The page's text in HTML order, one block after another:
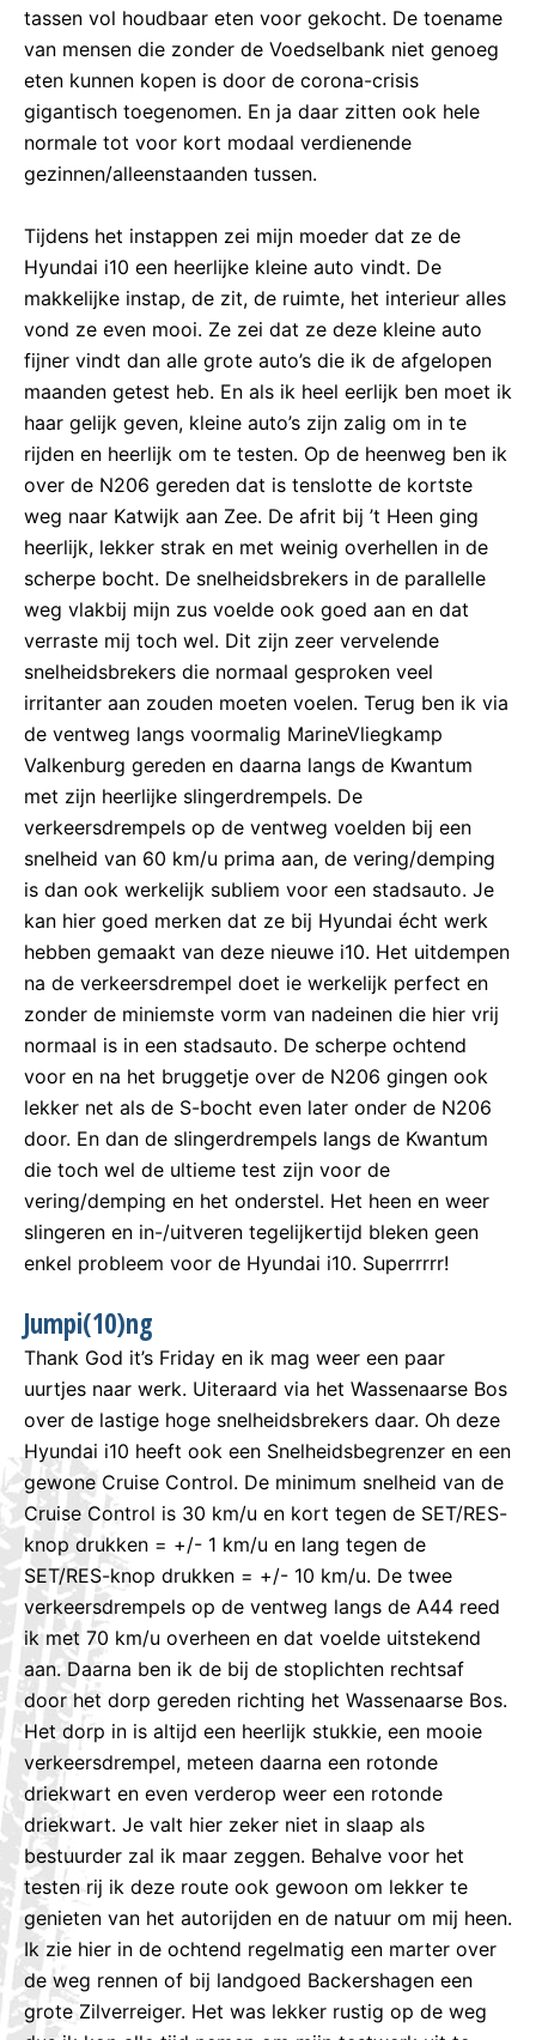
tassen vol houdbaar eten voor gekocht. De toename
van mensen die zonder de Voedselbank niet genoeg
eten kunnen kopen is door de corona-crisis
gigantisch toegenomen. En ja daar zitten ook hele
normale tot voor kort modaal verdienende
gezinnen/alleenstaanden tussen.
Tijdens het instappen zei mijn moeder dat ze de
Hyundai i10 een heerlijke kleine auto vindt. De
makkelijke instap, de zit, de ruimte, het interieur alles
vond ze even mooi. Ze zei dat ze deze kleine auto
fijner vindt dan alle grote auto’s die ik de afgelopen
maanden getest heb. En als ik heel eerlijk ben moet ik
haar gelijk geven, kleine auto’s zijn zalig om in te
rijden en heerlijk om te testen. Op de heenweg ben ik
over de N206 gereden dat is tenslotte de kortste
weg naar Katwijk aan Zee. De afrit bij ’t Heen ging
heerlijk, lekker strak en met weinig overhellen in de
scherpe bocht. De snelheidsbrekers in de parallelle
weg vlakbij mijn zus voelde ook goed aan en dat
verraste mij toch wel. Dit zijn zeer vervelende
snelheidsbrekers die normaal gesproken veel
irritanter aan zouden moeten voelen. Terug ben ik via
de ventweg langs voormalig MarineVliegkamp
Valkenburg gereden en daarna langs de Kwantum
met zijn heerlijke slingerdrempels. De
verkeersdrempels op de ventweg voelden bij een
snelheid van 60 km/u prima aan, de vering/demping
is dan ook werkelijk subliem voor een stadsauto. Je
kan hier goed merken dat ze bij Hyundai écht werk
hebben gemaakt van deze nieuwe i10. Het uitdempen
na de verkeersdrempel doet ie werkelijk perfect en
zonder de miniemste vorm van nadeinen die hier vrij
normaal is in een stadsauto. De scherpe ochtend
voor en na het bruggetje over de N206 gingen ook
lekker net als de S-bocht even later onder de N206
door. En dan de slingerdrempels langs de Kwantum
die toch wel de ultieme test zijn voor de
vering/demping en het onderstel. Het heen en weer
slingeren en in-/uitveren tegelijkertijd bleken geen
enkel probleem voor de Hyundai i10. Superrrrr!
Jumpi(10)ng
Thank God it’s Friday en ik mag weer een paar
uurtjes naar werk. Uiteraard via het Wassenaarse Bos
over de lastige hoge snelheidsbrekers daar. Oh deze
Hyundai i10 heeft ook een Snelheidsbegrenzer en een
gewone Cruise Control. De minimum snelheid van de
Cruise Control is 30 km/u en kort tegen de SET/RES-
knop drukken = +/- 1 km/u en lang tegen de
SET/RES-knop drukken = +/- 10 km/u. De twee
verkeersdrempels op de ventweg langs de A44 reed
ik met 70 km/u overheen en dat voelde uitstekend
aan. Daarna ben ik de bij de stoplichten rechtsaf
door het dorp gereden richting het Wassenaarse Bos.
Het dorp in is altijd een heerlijk stukkie, een mooie
verkeersdrempel, meteen daarna een rotonde
driekwart en even verderop weer een rotonde
driekwart. Je valt hier zeker niet in slaap als
bestuurder zal ik maar zeggen. Behalve voor het
testen rij ik deze route ook gewoon om lekker te
genieten van het autorijden en de natuur om mij heen.
Ik zie hier in de ochtend regelmatig een marter over
de weg rennen of bij landgoed Backershagen een
grote Zilverreiger. Het was lekker rustig op de weg